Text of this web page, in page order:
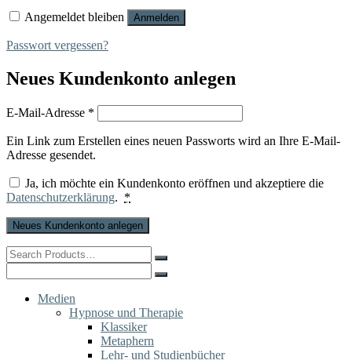
Angemeldet bleiben Anmelden
Passwort vergessen?
Neues Kundenkonto anlegen
E-Mail-Adresse *
Ein Link zum Erstellen eines neuen Passworts wird an Ihre E-Mail-
Adresse gesendet.
Ja, ich möchte ein Kundenkonto eröffnen und akzeptiere die
Datenschutzerklärung. *
Neues Kundenkonto anlegen
Search
for:
for:
Medien
Hypnose und Therapie
Klassiker
Metaphern
Lehr- und Studienbücher